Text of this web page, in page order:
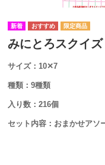
みにとろスクイ
サイズ：10✕7
種類：9種類
入り数：216個
セット内容：おまかせアソ